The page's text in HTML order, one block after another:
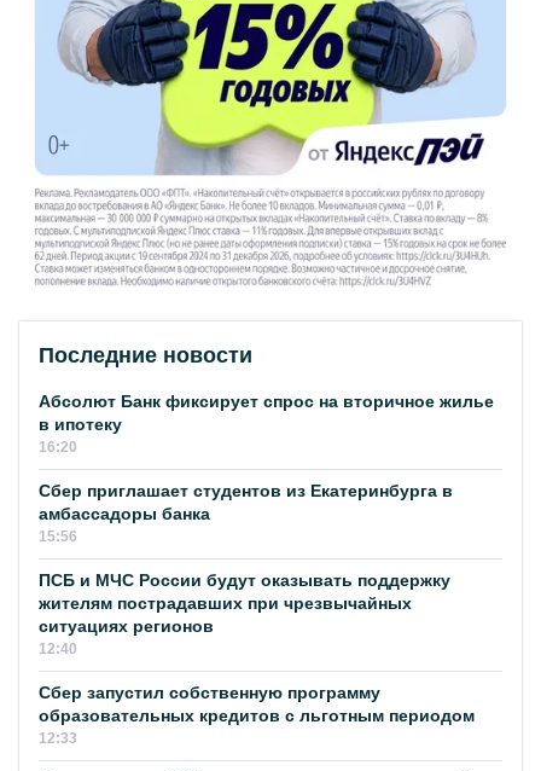
Последние новости
Абсолют Банк фиксирует спрос на вторичное жилье
в ипотеку
16:20
Сбер приглашает студентов из Екатеринбурга в
амбассадоры банка
15:56
ПСБ и МЧС России будут оказывать поддержку
жителям пострадавших при чрезвычайных
ситуациях регионов
12:40
Сбер запустил собственную программу
образовательных кредитов с льготным периодом
12:33